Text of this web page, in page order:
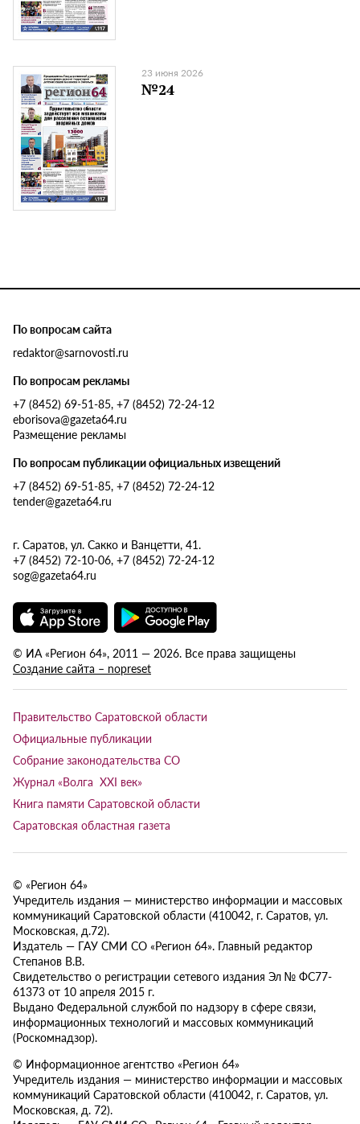
23 июня 2026
№24
По вопросам сайта
redaktor@sarnovosti.ru
По вопросам рекламы
+7 (8452) 69-51-85, +7 (8452) 72-24-12
eborisova@gazeta64.ru
Размещение рекламы
По вопросам публикации официальных извещений
+7 (8452) 69-51-85, +7 (8452) 72-24-12
tender@gazeta64.ru
г. Саратов, ул. Сакко и Ванцетти, 41.
+7 (8452) 72-10-06, +7 (8452) 72-24-12
sog@gazeta64.ru
© ИА «Регион 64», 2011 — 2026. Все права защищены
Создание сайта – nopreset
Правительство Саратовской области
Официальные публикации
Собрание законодательства СО
Журнал «Волга XXI век»
Книга памяти Саратовской области
Саратовская областная газета
© «Регион 64»
Учредитель издания — министерство информации и массовых
коммуникаций Саратовской области (410042, г. Саратов, ул.
Московская, д.72).
Издатель — ГАУ СМИ СО «Регион 64». Главный редактор
Степанов В.В.
Свидетельство о регистрации сетевого издания Эл № ФС77-
61373 от 10 апреля 2015 г.
Выдано Федеральной службой по надзору в сфере связи,
информационных технологий и массовых коммуникаций
(Роскомнадзор).
© Информационное агентство «Регион 64»
Учредитель издания — министерство информации и массовых
коммуникаций Саратовской области (410042, г. Саратов, ул.
Московская, д. 72).